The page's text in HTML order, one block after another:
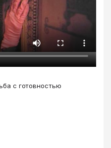
с готовностью